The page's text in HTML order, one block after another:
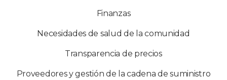
Finanzas
Necesidades de salud de la comunidad
Transparencia de precios
Proveedores y gestión de la cadena de suministro